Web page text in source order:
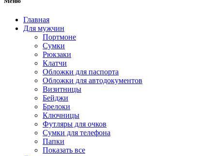
Главная
Для мужчин
Портмоне
Сумки
Рюкзаки
Клатчи
Обложки для паспорта
Обложки для автодокументов
Визитницы
Бейджи
Брелоки
Ключницы
Футляры для очков
Сумки для телефона
Папки
Показать все